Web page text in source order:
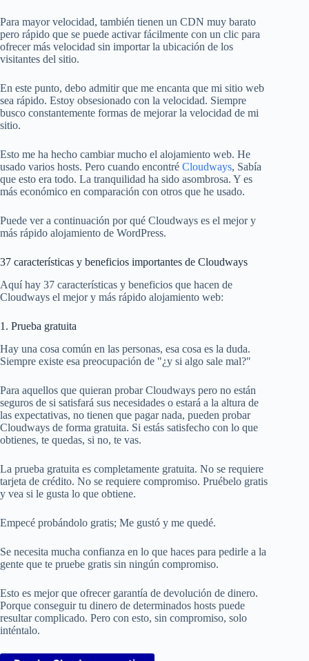
Para mayor velocidad, también tienen un CDN muy barato
pero rápido que se puede activar fácilmente con un clic para
ofrecer más velocidad sin importar la ubicación de los
visitantes del sitio.
En este punto, debo admitir que me encanta que mi sitio web
sea rápido. Estoy obsesionado con la velocidad. Siempre
busco constantemente formas de mejorar la velocidad de mi
sitio.
Esto me ha hecho cambiar mucho el alojamiento web. He
usado varios hosts. Pero cuando encontré Cloudways, Sabía
que esto era todo. La tranquilidad ha sido asombrosa. Y es
más económico en comparación con otros que he usado.
Puede ver a continuación por qué Cloudways es el mejor y
más rápido alojamiento de WordPress.
37 características y beneficios importantes de Cloudways
Aquí hay 37 características y beneficios que hacen de
Cloudways el mejor y más rápido alojamiento web:
1. Prueba gratuita
Hay una cosa común en las personas, esa cosa es la duda.
Siempre existe esa preocupación de "¿y si algo sale mal?"
Para aquellos que quieran probar Cloudways pero no están
seguros de si satisfará sus necesidades o estará a la altura de
las expectativas, no tienen que pagar nada, pueden probar
Cloudways de forma gratuita. Si estás satisfecho con lo que
obtienes, te quedas, si no, te vas.
La prueba gratuita es completamente gratuita. No se requiere
tarjeta de crédito. No se requiere compromiso. Pruébelo gratis
y vea si le gusta lo que obtiene.
Empecé probándolo gratis; Me gustó y me quedé.
Se necesita mucha confianza en lo que haces para pedirle a la
gente que te pruebe gratis sin ningún compromiso.
Esto es mejor que ofrecer garantía de devolución de dinero.
Porque conseguir tu dinero de determinados hosts puede
resultar complicado. Pero con esto, sin compromiso, solo
inténtalo.